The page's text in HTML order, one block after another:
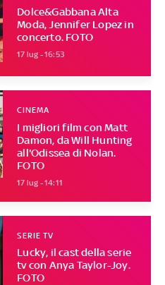
Dolce&Gabbana Alta
Moda, Jennifer Lopez in
concerto. FOTO
17 lug - 16:53
I migliori film con Matt
Damon, da Will Hunting
all'Odissea di Nolan.
FOTO
CINEMA
17 lug - 14:11
Lucky, il cast della serie
tv con Anya Taylor-Joy.
FOTO
SERIE TV